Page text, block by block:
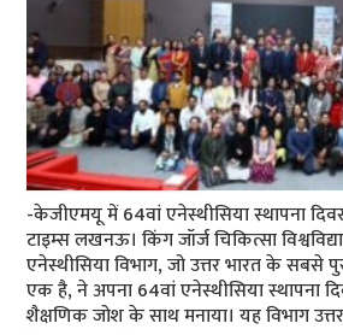
-केजीएमयू में 64वां एनेस्थीसिया स्थापना
टाइम्स लखनऊ। किंग जॉर्ज चिकित्सा
एनेस्थीसिया विभाग, जो उत्तर भारत के सबसे
एक है, ने अपना 64वां एनेस्थीसिया स्थापना
शैक्षणिक जोश के साथ मनाया। यह विभाग